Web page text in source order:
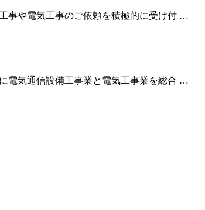
事や電気工事のご依頼を積極的に受け付 …
電気通信設備工事業と電気工事業を総合 …